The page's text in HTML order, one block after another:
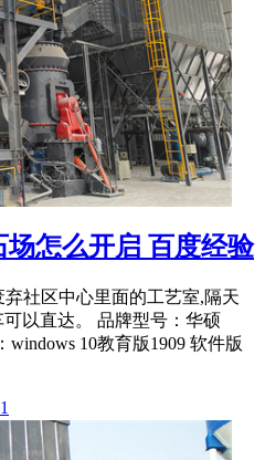
怎么开启 百度经验
社区中心里面的工艺室,隔天
以直达。 品牌型号：华硕
windows 10教育版1909 软件版